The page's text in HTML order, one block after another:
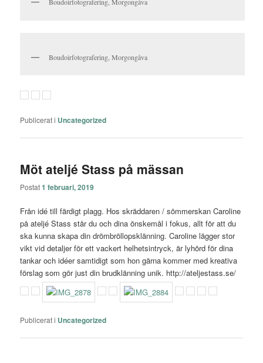
Boudoirfotografering, Morgongåva
Boudoirfotografering, Morgongåva
Publicerat i Uncategorized
Möt ateljé Stass på mässan
Postat1 februari, 2019
Från idé till färdigt plagg. Hos skräddaren / sömmerskan Caroline
på ateljé Stass står du och dina önskemål i fokus, allt för att du
ska kunna skapa din drömbröllopsklänning.Caroline lägger stor
vikt vid detaljer för ett vackert helhetsintryck, är lyhörd för dina
tankar och idéer samtidigt som hon gärna kommer med kreativa
förslag som gör just din brudklänning unik. http://ateljestass.se/
Publicerat i Uncategorized